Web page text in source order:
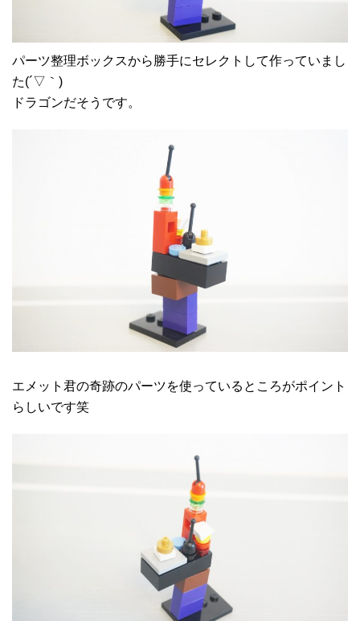
パーツ整理ボックスから勝手にセレクトして作っていまし
た(´▽｀)
ドラゴンだそうです。
エメット君の奇跡のパーツを使っているところがポイント
らしいです笑